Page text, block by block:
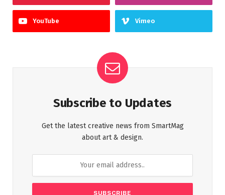
YouTube Vimeo
Subscribe to Updates
Get the latest creative news from SmartMag
about art & design.